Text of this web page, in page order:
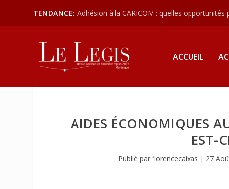
TENDANCE: Adhésion à la CARICOM : quelles opportunités
ACCUEIL
AIDES ÉCONOMIQUES
EST-
Publié par florencecaixas | 27